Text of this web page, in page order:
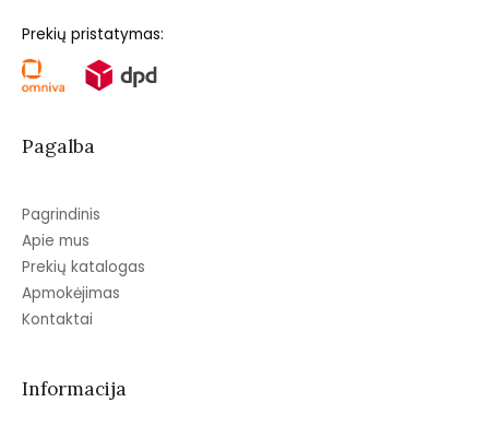
Prekių pristatymas:
Pagalba
Pagrindinis
Apie mus
Prekių katalogas
Apmokėjimas
Kontaktai
Informacija